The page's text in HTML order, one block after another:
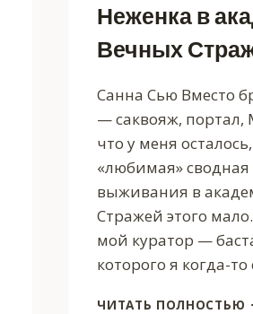
Неженка в
Вечных
Санна Сью Вместо
— саквояж, портал,
что у меня
«любимая» сводная
выживания в
Стражей этого
мой куратор —
которого я когда-
ЧИТАТЬ ПОЛНОСТЬЮ